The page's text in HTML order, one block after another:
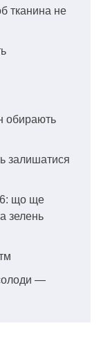
тканина не
обирають
залишатися
що ще
зелень
—